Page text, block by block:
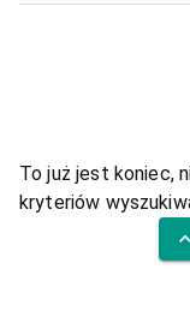
To już jest koniec,
kryteriów